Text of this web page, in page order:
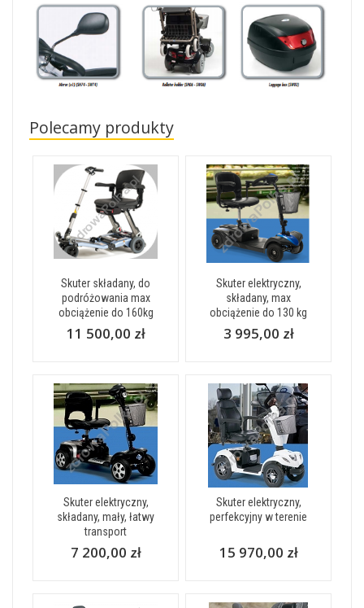
Polecamy produkty
Skuter składany, do
podróżowania max
obciążenie do 160kg
11 500,00 zł
Skuter elektryczny,
składany, max
obciążenie do 130 kg
3 995,00 zł
Skuter elektryczny,
składany, mały, łatwy
transport
7 200,00 zł
Skuter elektryczny,
perfekcyjny w terenie
15 970,00 zł